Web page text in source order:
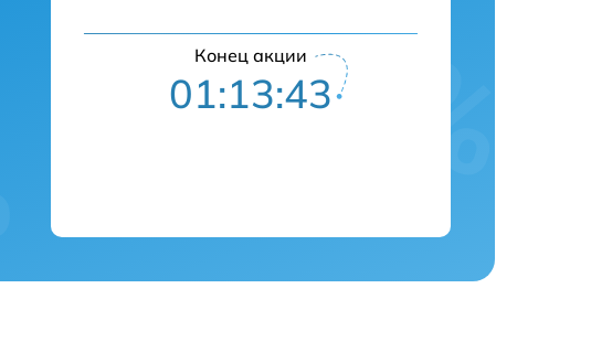
Конец акции
01:13:42